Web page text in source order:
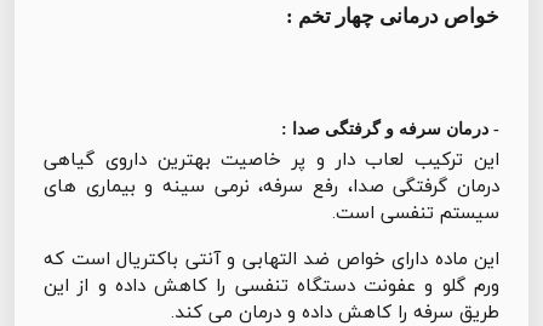
خواص درمانی چهار تخم :
- درمان سرفه و گرفتگی صدا :
این ترکیب لعاب دار و پر خاصیت بهترین داروی گیاهی
درمان گرفتگی صدا، رفع سرفه، نرمی سینه و بیماری های
سیستم تنفسی است.
این ماده دارای خواص ضد التهابی و آنتی باکتریال است که
ورم گلو و عفونت دستگاه تنفسی را کاهش داده و از این
طریق سرفه را کاهش داده و درمان می کند.